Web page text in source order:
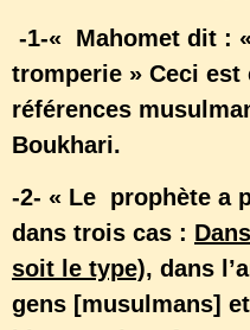
-1-« Mahomet dit :
tromperie » Ceci est
références
Boukhari.
-2- « Le prophète a
dans trois cas :
soit le type), dans
gens [musulmans]